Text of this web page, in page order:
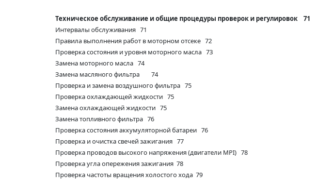
Техническое обслуживание и общие процедуры проверок и регулировок 71
Интервалы обслуживания 71
Правила выполнения работ в моторном отсеке 72
Проверка состояния и уровня моторного масла 73
Замена моторного масла 74
Замена масляного фильтра 74
Проверка и замена воздушного фильтра 75
Проверка охлаждающей жидкости 75
Замена охлаждающей жидкости 75
Замена топливного фильтра 76
Проверка состояния аккумуляторной батареи 76
Проверка и очистка свечей зажигания 77
Проверка проводов высокого напряжения (двигатели MPI) 78
Проверка угла опережения зажигания 78
Проверка частоты вращения холостого хода 79